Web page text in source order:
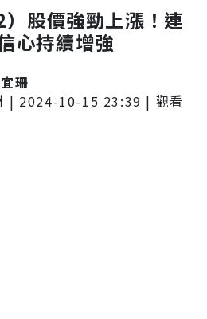
股價強勁上漲！連
心持續增強
珊
| 2024-10-15 23:39 | 觀看